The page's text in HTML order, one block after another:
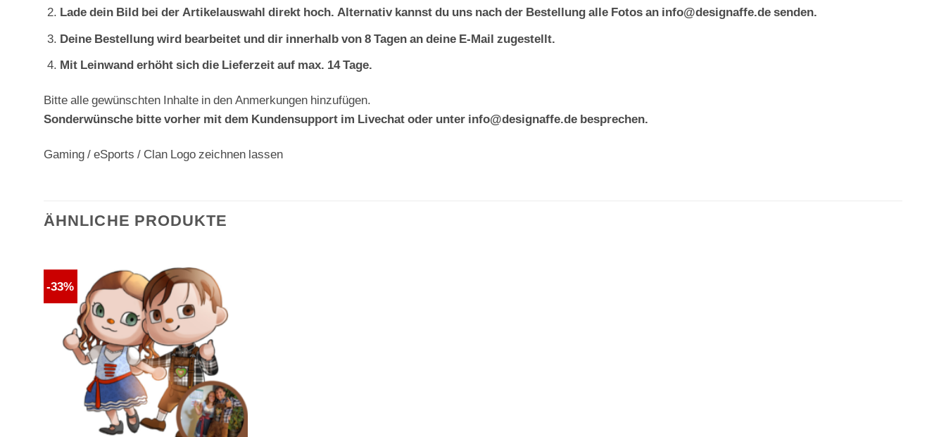
Lade dein Bild bei der Artikelauswahl direkt hoch. Alternativ kannst du uns nach der Bestellung alle Fotos an info@designaffe.de senden.
Deine Bestellung wird bearbeitet und dir innerhalb von 8 Tagen an deine E-Mail zugestellt.
Mit Leinwand erhöht sich die Lieferzeit auf max. 14 Tage.
Bitte alle gewünschten Inhalte in den Anmerkungen hinzufügen.
Sonderwünsche bitte vorher mit dem Kundensupport im Livechat oder unter info@designaffe.de besprechen.
Gaming / eSports / Clan Logo zeichnen lassen
ÄHNLICHE PRODUKTE
-33%
Auf die
Wunschliste